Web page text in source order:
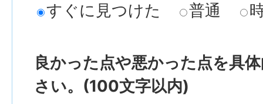
すぐに見つけた
普通
良かった点や悪かった点を具
さい。(100文字以内)